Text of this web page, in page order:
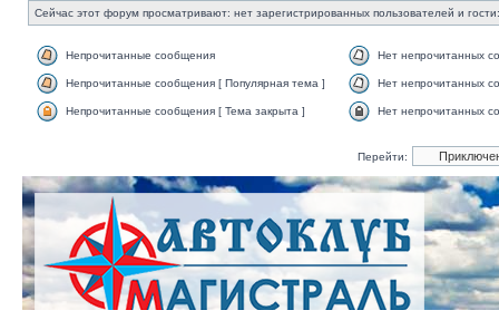
Сейчас этот форум просматривают: нет зарегистрированных пользователей и
Непрочитанные сообщения Нет непрочитанных
Непрочитанные сообщения [ Популярная тема ] Нет непрочитанных
Непрочитанные сообщения [ Тема закрыта ] Нет непрочитанных
Перейти: